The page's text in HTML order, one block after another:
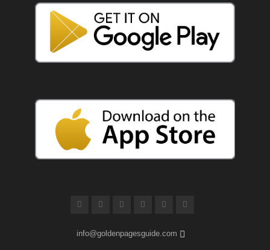
info@goldenpagesguide.com